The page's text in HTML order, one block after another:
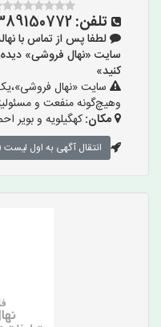
تلفن:
لطفا پس از تماس با
کنید»
سایت «نهال
وهیچ‌گونه منفعت و
مکان:کهگیلویه و بویر
انتقال آگهی به اول لیست